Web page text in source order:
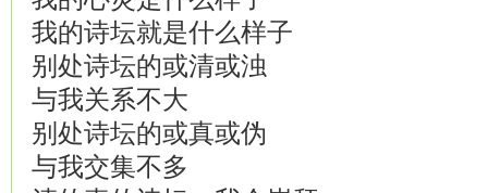
我的诗坛就是什么样子
别处诗坛的或清或浊
与我关系不大
别处诗坛的或真或伪
与我交集不多